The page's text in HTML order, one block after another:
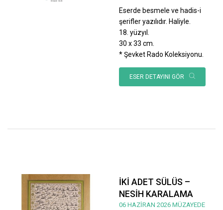
Eserde besmele ve hadis-i
şerifler yazılıdır. Haliyle.
18. yüzyıl.
30 x 33 cm.
* Şevket Rado Koleksiyonu.
ESER DETAYINI GÖR
İKİ ADET SÜLÜS –
NESİH KARALAMA
06 HAZİRAN 2026 MÜZAYEDE